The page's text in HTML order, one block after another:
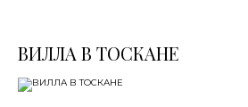
ВИЛЛА В ТОСКАНЕ